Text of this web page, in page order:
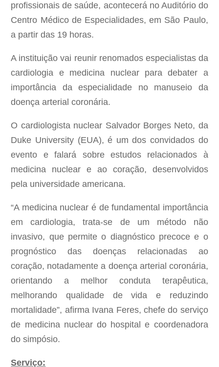
profissionais de saúde, acontecerá no Auditório do
Centro Médico de Especialidades, em São Paulo,
a partir das 19 horas.
A instituição vai reunir renomados especialistas da
cardiologia e medicina nuclear para debater a
importância da especialidade no manuseio da
doença arterial coronária.
O cardiologista nuclear Salvador Borges Neto, da
Duke University (EUA), é um dos convidados do
evento e falará sobre estudos relacionados à
medicina nuclear e ao coração, desenvolvidos
pela universidade americana.
“A medicina nuclear é de fundamental importância
em cardiologia, trata-se de um método não
invasivo, que permite o diagnóstico precoce e o
prognóstico das doenças relacionadas ao
coração, notadamente a doença arterial coronária,
orientando a melhor conduta terapêutica,
melhorando qualidade de vida e reduzindo
mortalidade”, afirma Ivana Feres, chefe do serviço
de medicina nuclear do hospital e coordenadora
do simpósio.
Serviço: